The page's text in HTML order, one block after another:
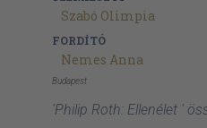
Szabó Olimpia
FORDÍTÓ
Nemes Anna
Budapest
'Philip Roth: Ellenélet '